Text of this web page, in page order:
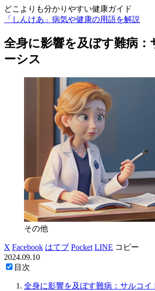
どこよりも分かりやすい健康ガイド
「しんけあ」病気や健康の用語を解説
全身に影響を及ぼす難病：
ーシス
その他
X Facebook はてブ Pocket LINE コピー
2024.09.10
目次
全身に影響を及ぼす難病：サルコイ